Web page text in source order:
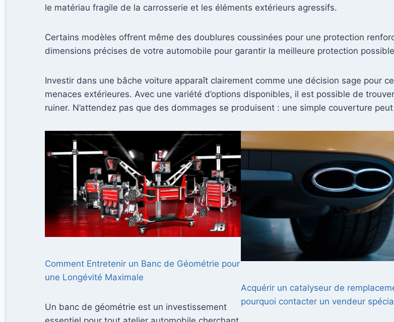
le matériau fragile de la carrosserie et les éléments extérieurs agressifs.
Certains modèles offrent même des doublures coussinées pour une protection
dimensions précises de votre automobile pour garantir la meilleure protection
Investir dans une bâche voiture apparaît clairement comme une décision sage pour
menaces extérieures. Avec une variété d’options disponibles, il est possible de
ruiner. N’attendez pas que des dommages se produisent : une simple couverture
Comment Entretenir un Banc de Géométrie pour
une Longévité Maximale
Un banc de géométrie est un investissement
Acquérir un catalyseur de
pourquoi contacter un vendeur